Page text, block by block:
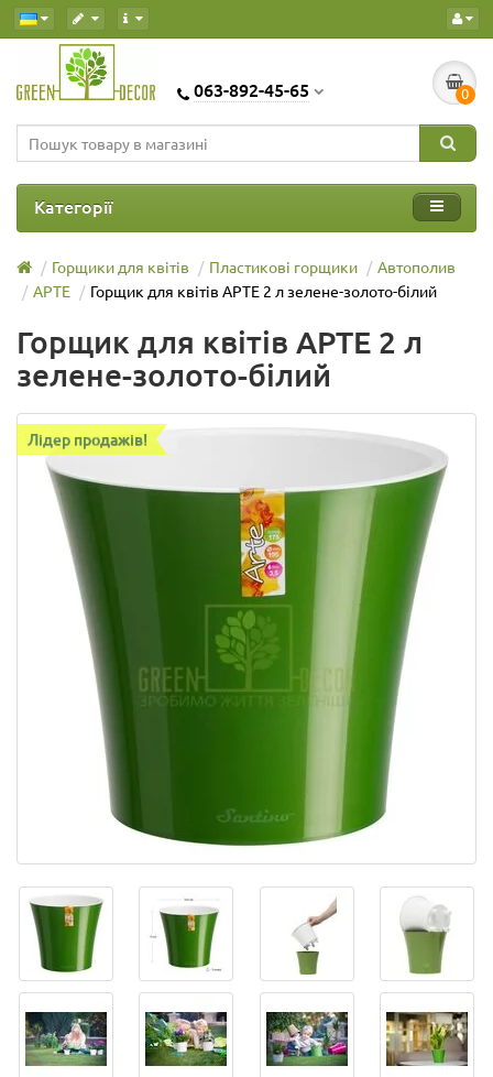
063-892-45-65 0
Категорії
Горщики для квітів Пластикові горщики
Автополив
АРТЕ
Горщик для квітів АРТЕ 2 л зелене-золото-білий
Горщик для квітів АРТЕ 2 л
зелене-золото-білий
Лідер продажів!